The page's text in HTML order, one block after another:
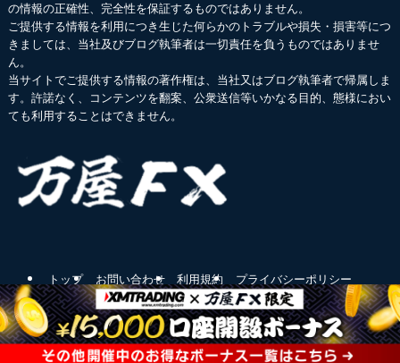
の情報の正確性、完全性を保証するものではありません。
ご提供する情報を利用につき生じた何らかのトラブルや損失・損害等につ
きましては、当社及びブログ執筆者は一切責任を負うものではありませ
ん。
当サイトでご提供する情報の著作権は、当社又はブログ執筆者で帰属しま
す。許諾なく、コンテンツを翻案、公衆送信等いかなる目的、態様におい
ても利用することはできません。
トップ お問い合わせ 利用規約
プライバシーポリシー
運営者情報
金融庁 金融先物取引業協会 サイトマップ
©万屋FX.